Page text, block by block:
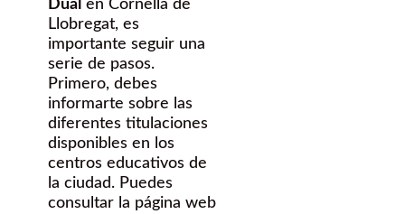
Dual en Cornellà de
Llobregat, es
importante seguir una
serie de pasos.
Primero, debes
informarte sobre las
diferentes titulaciones
disponibles en los
centros educativos de
la ciudad. Puedes
consultar la página web